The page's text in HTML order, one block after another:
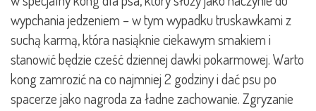
wypchania jedzeniem – w tym wypadku truskawkami z
suchą karmą, która nasiąknie ciekawym smakiem i
stanowić będzie cześć dziennej dawki pokarmowej. Warto
kong zamrozić na co najmniej 2 godziny i dać psu po
spacerze jako nagroda za ładne zachowanie. Zgryzanie